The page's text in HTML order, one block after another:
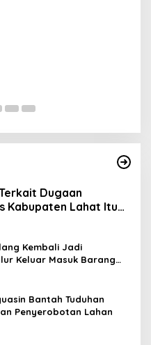
Dugaan
Kabupaten Lahat Itu
Kembali Jadi
Keluar Masuk Barang
Berinisial WL
Bantah Tuduhan
Penyerobotan Lahan